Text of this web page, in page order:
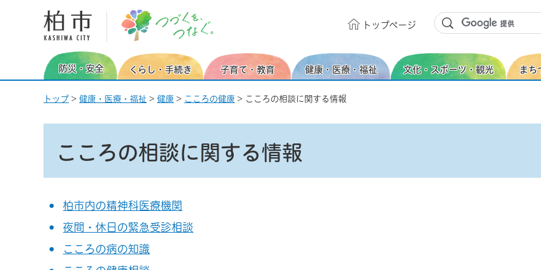
柏市 つづくを、つなぐ。
トップページ
防災・安全 くらし・手続き 子育て・教育 健康・医療・福祉 文化・スポーツ・観光 まち
トップ > 健康・医療・福祉 > 健康 > こころの健康 > こころの相談に関する情報
こころの相談に関する情報
柏市内の精神科医療機関
夜間・休日の緊急受診相談
こころの病の知識